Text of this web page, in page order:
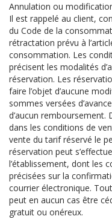
Annulation ou
Il est rappelé au client,
du Code de la
rétractation prévu à
consommation. Les
précisent les modalités
réservation. Les
faire l’objet d’aucune
sommes versées
d’aucun
dans les conditions de
vente du tarif réservé le
réservation peut
l’établissement, dont les
précisées sur la
courrier électronique.
peut en aucun cas être
gratuit ou onéreux.